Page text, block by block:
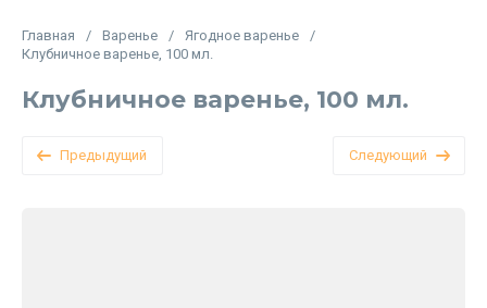
Главная / Варенье / Ягодное варенье
/
Клубничное варенье, 100 мл.
Клубничное варенье, 100 мл.
Предыдущий Следующий